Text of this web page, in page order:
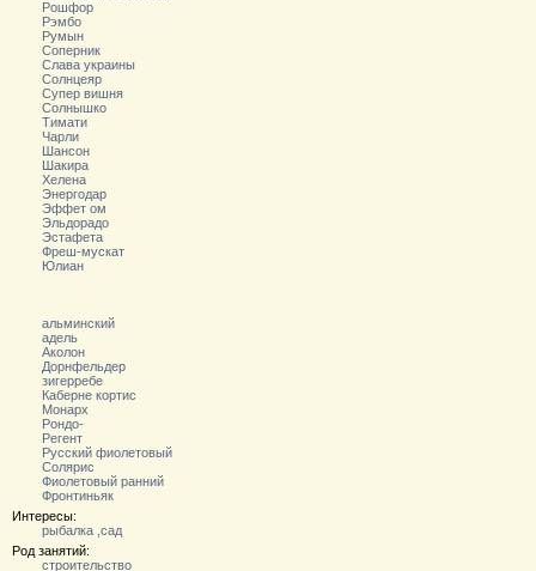
Рошфор
Рэмбо
Румын
Соперник
Слава украины
Солнцеяр
Супер вишня
Солнышко
Тимати
Чарли
Шансон
Шакира
Хелена
Энергодар
Эффет ом
Эльдорадо
Эстафета
Фреш-мускат
Юлиан
альминский
адель
Аколон
Дорнфельдер
зигерребе
Каберне кортис
Монарх
Рондо-
Регент
Русский фиолетовый
Солярис
Фиолетовый ранний
Фронтиньяк
Интересы:
рыбалка ,сад
Род занятий:
строительство